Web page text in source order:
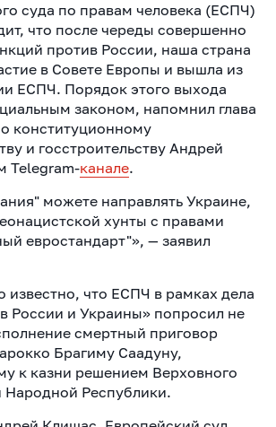
суда по правам человека (ЕСПЧ)
что после череды совершенно
против России, наша страна
в Совете Европы и вышла из
ЕСПЧ. Порядок этого выхода
законом, напомнил глава
конституционному
и госстроительству Андрей
Telegram-канале.
можете направлять Украине,
хунты с правами
евростандарт"», — заявил
известно, что ЕСПЧ в рамках дела
России и Украины» попросил не
смертный приговор
Брагиму Саадуну,
к казни решением Верховного
Народной Республики.